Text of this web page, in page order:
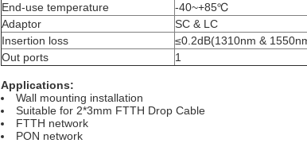
End-use temperature
-40~+85℃
Adaptor
SC & LC
Insertion loss
≤0.2dB(1310nm &
Out ports
1
Applications:
Wall mounting installation
Suitable for 2*3mm FTTH Drop Cable
FTTH network
PON network